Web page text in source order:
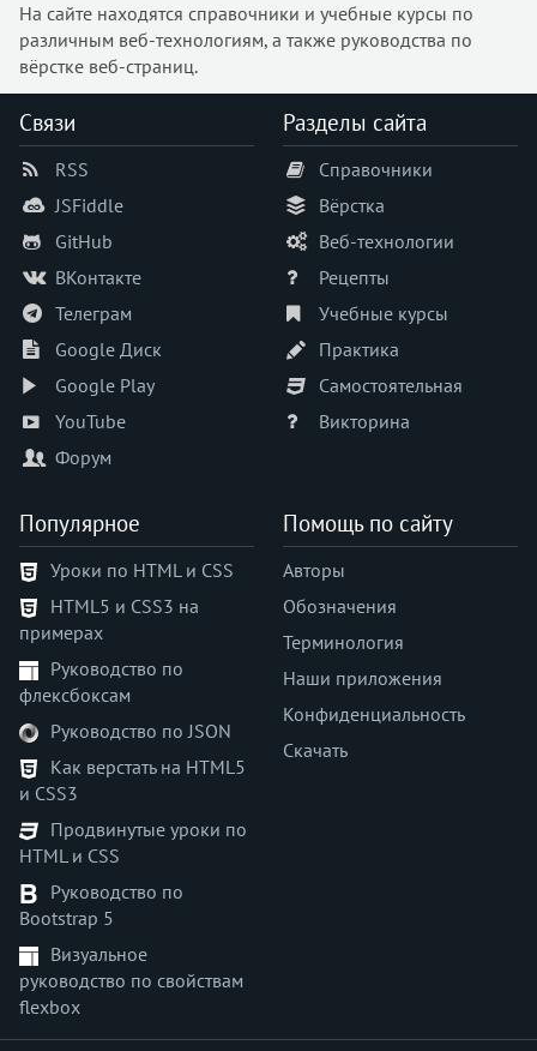
На сайте находятся справочники и учебные курсы по
различным веб-технологиям, а также руководства по
вёрстке веб-страниц.
Связи
RSS
JSFiddle
GitHub
ВКонтакте
Телеграм
Google Диск
Google Play
YouTube
Форум
Разделы сайта
Справочники
Вёрстка
Веб-технологии
Рецепты
Учебные курсы
Практика
Самостоятельная
Викторина
Популярное
Уроки по HTML и CSS
HTML5 и CSS3 на
примерах
Руководство по
флексбоксам
Руководство по JSON
Как верстать на HTML5
и CSS3
Продвинутые уроки по
HTML и CSS
Руководство по
Bootstrap 5
Визуальное
руководство по свойствам
flexbox
Помощь по сайту
Авторы
Обозначения
Терминология
Наши приложения
Конфиденциальность
Скачать